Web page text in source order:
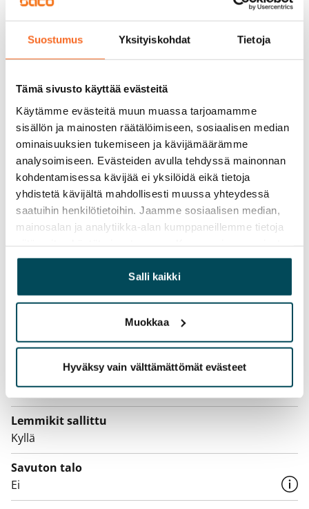
Suostumus Yksityiskohdat Tietoja
Tämä sivusto käyttää evästeitä
Käytämme evästeitä muun muassa tarjoamamme
sisällön ja mainosten räätälöimiseen, sosiaalisen median
ominaisuuksien tukemiseen ja kävijämäärämme
analysoimiseen. Evästeiden avulla tehdyssä mainonnan
kohdentamisessa kävijää ei yksilöidä eikä tietoja
yhdistetä kävijältä mahdollisesti muussa yhteydessä
saatuihin henkilötietoihin. Jaamme sosiaalisen median,
mainosalan ja analytiikka-alan kumppaneillemme tietoja
yhdistää näitä tietoja muihin tietoihin, joita olet antanut
heille tai joita on kerätty, kun olet käyttänyt heidän
palvelujaan.
Salli kaikki
Muokkaa
Hyväksy vain välttämättömät evästeet
Vapautuminen
Vuokrattu
Ei
Vuokra
Vuokravakuus
0 €, (yrityksille min. 1 kk vuokra)
Kotivakuutus
Pakollinen, ei sisälly vuokraan
Vesimaksu
27 €/hlö/kk
Vuokralainen solmii itse sähkösopimuksen.
Laajakaista
Vuokraan sisältyy 50 M laajakaistaliittymä. Voit hankkia
lisänopeutta etuhintaan ottamalla yhteyttä
operaattoriin Telia.
Lemmikit sallittu
Kyllä
Savuton talo
Ei